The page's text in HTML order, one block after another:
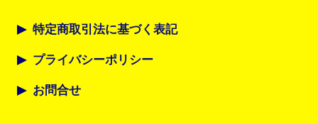
特定商取引法に基づく表記
プライバシーポリシー
お問合せ